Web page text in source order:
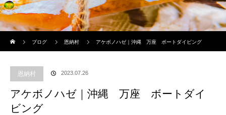
ブログ
恩納村 アケボノハゼ｜沖縄 万座 ボートダイビング
恩納村 2023.07.26
アケボノハゼ｜沖縄 万座 ボートダイ
ビング